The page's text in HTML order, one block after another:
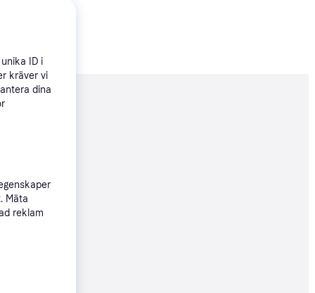
kr
ID i
kräver vi
dina
Mäta
reklam